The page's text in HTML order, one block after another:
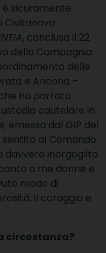
sicuramente
Civitanova
, conclusa il 22
della Compagnia
delle
e Ancona –
ha portato
cautelare in
emessa dal GIP del
sentito al Comando
davvero inorgoglito
a me donne e
modo di
il coraggio e
circostanza?